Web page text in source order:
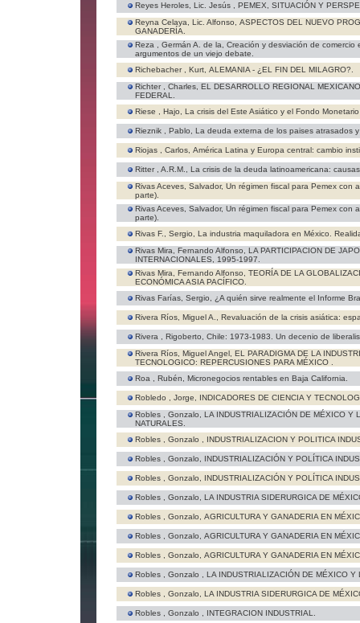
Reyes Heroles, Lic. Jesús , PEMEX, SITUACIÓN Y
Reyna Celaya, Lic. Alfonso, ASPECTOS DEL NUEVO
GANADERÍA.
Reza , Germán A. de la, Creación y desviación de comercio
argumentos de un viejo debate.
Richebacher , Kurt, ALEMANIA - ¿EL FIN DEL MILAGRO?.
Richter , Charles, EL DESARROLLO REGIONAL
FEDERAL.
Riese , Hajo, La crisis del Este Asiático y el Fondo
Rieznik , Pablo, La deuda externa de los paises atrasados
Riojas , Carlos, América Latina y Europa central: cambio
Ritter , A.R.M., La crisis de la deuda latinoamericana:
Rivas Aceves, Salvador, Un régimen fiscal para Pemex con
parte).
Rivas Aceves, Salvador, Un régimen fiscal para Pemex con
parte).
Rivas F., Sergio, La industria maquiladora en México.
Rivas Mira, Fernando Alfonso, LA PARTICIPACION DE
INTERNACIONALES, 1995-1997.
Rivas Mira, Fernando Alfonso, TEORÍA DE LA
ECONÓMICA ASIA PACÍFICO.
Rivas Farías, Sergio, ¿A quién sirve realmente el Informe
Rivera Ríos, Miguel A., Revaluación de la crisis asiática:
Rivera , Rigoberto, Chile: 1973-1983. Un decenio de
Rivera Ríos, Miguel Angel, EL PARADIGMA DE LA
TECNOLOGICO: REPERCUSIONES PARA MÉXICO .
Roa , Rubén, Micronegocios rentables en Baja California.
Robledo , Jorge, INDICADORES DE CIENCIA Y
Robles , Gonzalo, LA INDUSTRIALIZACIÓN DE MÉXICO Y
NATURALES.
Robles , Gonzalo , INDUSTRIALIZACION Y POLITICA
Robles , Gonzalo, INDUSTRIALIZACIÓN Y POLÍTICA
Robles , Gonzalo, INDUSTRIALIZACIÓN Y POLÍTICA
Robles , Gonzalo, LA INDUSTRIA SIDERURGICA DE
Robles , Gonzalo, AGRICULTURA Y GANADERIA EN
Robles , Gonzalo, AGRICULTURA Y GANADERIA EN
Robles , Gonzalo, AGRICULTURA Y GANADERIA EN
Robles , Gonzalo , LA INDUSTRIALIZACIÓN DE MÉXICO
Robles , Gonzalo, LA INDUSTRIA SIDERURGICA DE
Robles , Gonzalo , INTEGRACION INDUSTRIAL.